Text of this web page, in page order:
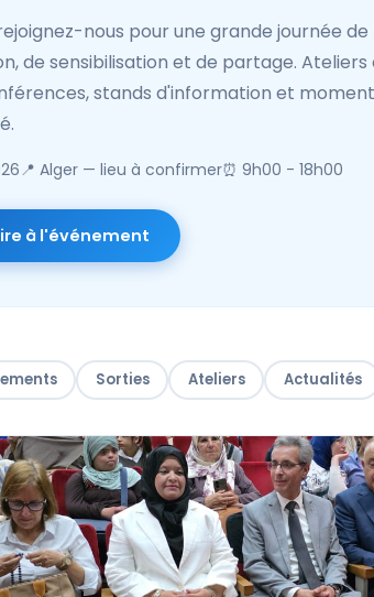
nous pour une grande journée de
de sensibilisation et de partage. Ateliers
stands d'information et
📍 Alger — lieu à confirmer⏰ 9h00 - 18h00
à l'événement
Sorties Ateliers Actualités